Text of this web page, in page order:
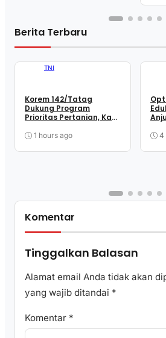
Berita Terbaru
TNI
Korem 142/Tatag
Dukung Program
Prioritas Pertanian, Kasi
Cetak Sawah, Optimasi
Kekeringan Sulbar
1 hours ago 4
Komentar
Tinggalkan Balasan
Alamat email Anda tidak akan
yang wajib ditandai *
Komentar *